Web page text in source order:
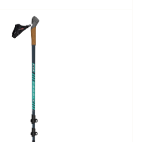
SKI TOUT TERRAIN